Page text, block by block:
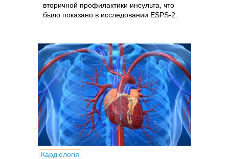
вторичной профилактики инсульта, что
было показано в исследовании ESPS-2.
Кардіологія